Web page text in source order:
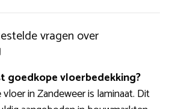
vragen over
goedkope vloerbedekking?
in Zandeweer is laminaat. Dit